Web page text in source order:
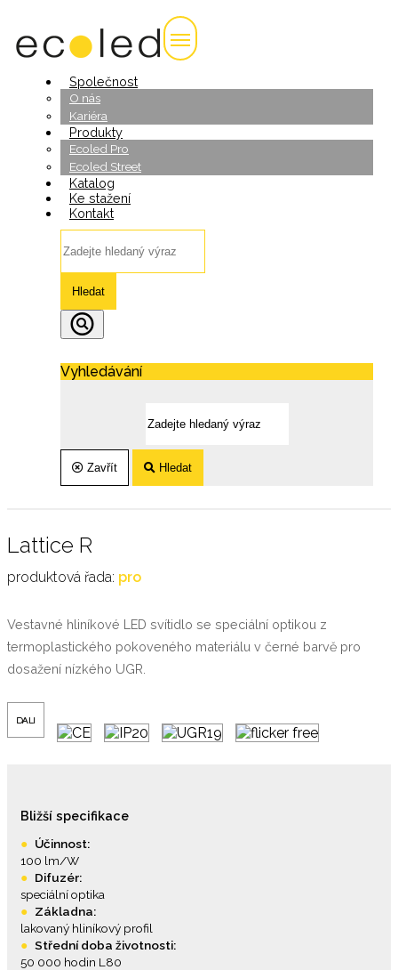
Společnost
O nás
Kariéra
Produkty
Ecoled Pro
Ecoled Street
Katalog
Ke stažení
Kontakt
Hledat
Vyhledávání
Zavřít Hledat
Lattice R
produktová řada: pro
Vestavné hliníkové LED svítidlo se speciální optikou z
termoplastického pokoveného materiálu v černé barvě pro
dosažení nízkého UGR.
Bližší specifikace
● Účinnost:
100 lm/W
● Difuzér:
speciální optika
● Základna:
lakovaný hliníkový profil
● Střední doba životnosti:
50 000 hodin L80